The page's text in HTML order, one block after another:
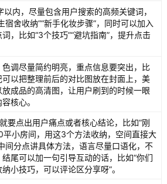
内，尽量包含用户搜索的高频关键词，
宿舍收纳”“新手化妆步骤”，同时可以加入
，比如“3个技巧”“避坑指南”，提升点击
调尽量简约明亮，重点信息要突出，比
以把整理前后的对比图放在封面上，美
成品的高清图，让用户刷到的时候一眼
核心。
要点出用户痛点或者核心结论，比如“刚
平小房间，用这3个方法收纳，空间直接大
间分点讲具体方法，语言尽量口语化，不
尾可以加一句引导互动的话，比如“你们
小技巧，可以评论区分享呀”。